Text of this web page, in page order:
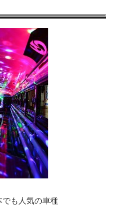
も人気の車種